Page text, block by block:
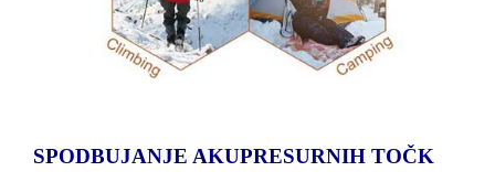
SPODBUJANJE AKUPRESURNIH TOČK